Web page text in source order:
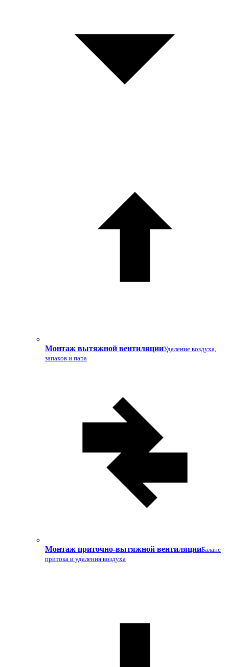
Монтаж вытяжной вентиляцииУдаление воздуха,
запахов и пара
Монтаж приточно-вытяжной вентиляцииБаланс
притока и удаления воздуха